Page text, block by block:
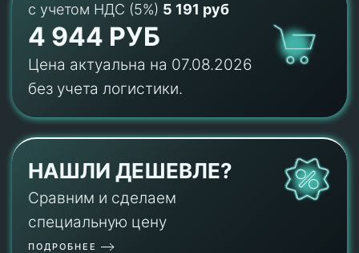
с учетом НДС (5%) 5 191 руб
4 944 РУБ
Цена актуальна на 07.08.2026
без учета логистики.
НАШЛИ ДЕШЕВЛЕ?
Сравним и сделаем
специальную цену
ПОДРОБНЕЕ